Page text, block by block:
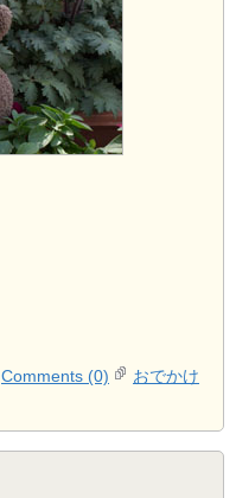
Comments (0) おでかけ